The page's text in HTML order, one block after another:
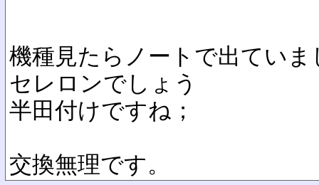
機種見たらノートで出てい
セレロンでしょう
半田付けですね；
交換無理です。